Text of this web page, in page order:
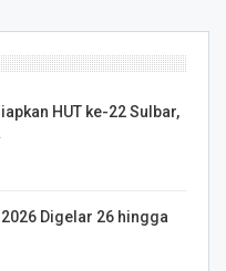
HUT ke-22 Sulbar,
Digelar 26 hingga